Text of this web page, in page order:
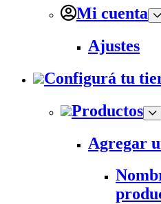
Mi cuenta
Ajustes
Configurá tu
Productos
Agregar